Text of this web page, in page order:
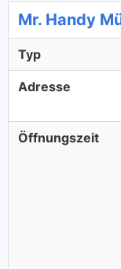
Mr. Handy
Typ
Adresse
Öffnungszeit